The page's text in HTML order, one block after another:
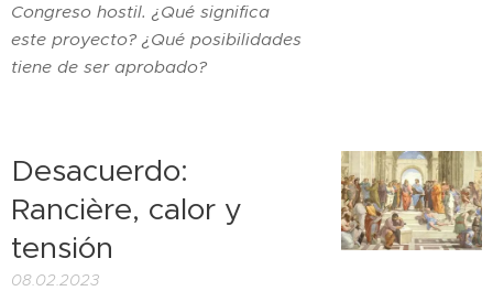
Congreso hostil. ¿Qué significa
este proyecto? ¿Qué posibilidades
tiene de ser aprobado?
Desacuerdo:
Rancière, calor y
tensión
08.02.2023